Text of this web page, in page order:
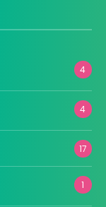
4
4
17
1